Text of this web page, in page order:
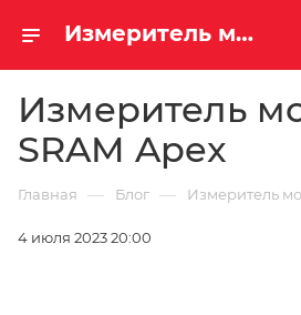
Измеритель мощности SRAM Apex | Блог
Измеритель
SRAM Apex
Главная — Блог — Измеритель
4 июля 2023 20:00